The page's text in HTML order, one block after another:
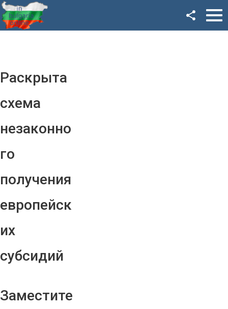
Раскрыта
схема
незаконно
го
получения
европейск
их
субсидий
Заместите